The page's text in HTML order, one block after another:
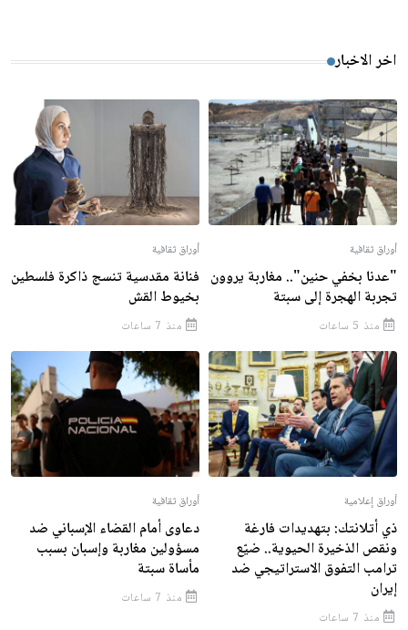
اخر الاخبار
أوراق ثقافية
"عدنا بخفي حنين".. مغاربة يروون
تجربة الهجرة إلى سبتة
منذ 5 ساعات
أوراق ثقافية
فنانة مقدسية تنسج ذاكرة فلسطين
بخيوط القش
منذ 7 ساعات
أوراق إعلامية
ذي أتلانتك: بتهديدات فارغة
ونقص الذخيرة الحيوية.. ضيّع
ترامب التفوق الاستراتيجي ضد
إيران
منذ 7 ساعات
أوراق ثقافية
دعاوى أمام القضاء الإسباني ضد
مسؤولين مغاربة وإسبان بسبب
مأساة سبتة
منذ 7 ساعات